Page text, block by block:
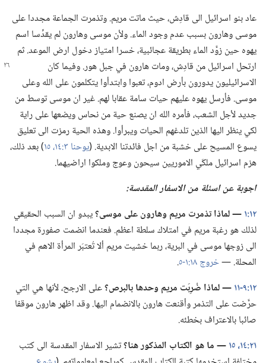
عاد بنو اسرائيل الى قادِش،‏ حيث ماتت مريم.‏ وتذمرت الجماعة مجددا على
موسى وهارون بسبب عدم وجود الماء.‏ ولأن موسى وهارون لم يقدِّسا اسم
يهوه حين زوَّد الماء بطريقة عجائبية،‏ خسرا امتياز دخول ارض الموعد.‏ ثم
ارتحل اسرائيل من قادِش،‏ ومات هارون في جبل هور.‏ وفيما كان
الاسرائيليون يدورون بأرض ادوم،‏ تعبوا وابتدأوا يتكلمون على الله وعلى
موسى.‏ فأرسل يهوه عليهم حيات سامة عقابا لهم.‏ غير ان موسى توسط من
جديد لأجل الشعب،‏ فأمره الله ان يصنع حية من نحاس ويضعها على راية
لكي ينظر اليها الذين تلدغهم الحيات ويبرأوا.‏ وهذه الحية رمزت الى تعليق
يسوع المسيح على خشبة من اجل فائدتنا الابدية.‏ (‏يوحنا ٣:‏١٤،‏ ١٥
‏)‏ بعد ذلك،‏
هزم اسرائيل ملكَي الاموريين سيحون وعوج وملكوا اراضيهما.‏
اجوبة عن اسئلة من الاسفار المقدسة:‏
١٢:‏١ ‏—‏ لماذا تذمرت مريم وهارون على موسى؟‏يبدو ان السبب الحقيقي
لذلك هو رغبة مريم في امتلاك سلطة اعظم.‏ فعندما انضمت صفورة مجددا
الى زوجها موسى في البرية،‏ ربما خشيت مريم ألا تُعتبَر المرأة الاهم في
المحلة.‏ —‏خروج ١٨:‏١-‏٥
‏.‏
١٢:‏٩-‏١١
‏—‏ لماذا ضُرِبَت مريم وحدها بالبرص؟‏على الارجح،‏ لأنها هي التي
حرَّضت على التذمر وأقنعت هارون بالانضمام اليها.‏ وقد اظهر هارون موقفا
صائبا بالاعتراف بخطئه.‏
٢١:‏١٤،‏ ١٥
‏—‏ ما هو الكتاب المذكور هنا؟‏تشير الاسفار المقدسة الى كتب